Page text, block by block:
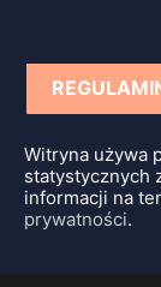
Witryna używa
statystycznych
informacji na
prywatności.